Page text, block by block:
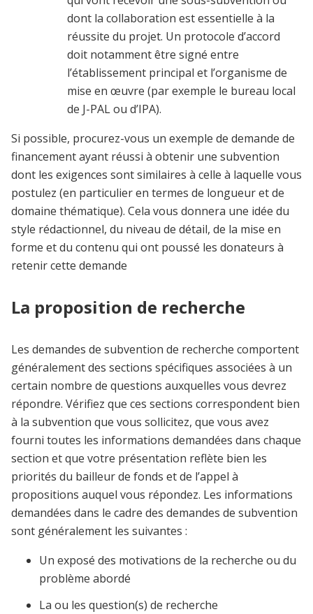
dont la collaboration est essentielle à la
réussite du projet. Un protocole d’accord
doit notamment être signé entre
l’établissement principal et l’organisme de
mise en œuvre (par exemple le bureau local
de J-PAL ou d’IPA).
Si possible, procurez-vous un exemple de demande de
financement ayant réussi à obtenir une subvention
dont les exigences sont similaires à celle à laquelle vous
postulez (en particulier en termes de longueur et de
domaine thématique). Cela vous donnera une idée du
style rédactionnel, du niveau de détail, de la mise en
forme et du contenu qui ont poussé les donateurs à
retenir cette demande
La proposition de recherche
Les demandes de subvention de recherche comportent
généralement des sections spécifiques associées à un
certain nombre de questions auxquelles vous devrez
répondre. Vérifiez que ces sections correspondent bien
à la subvention que vous sollicitez, que vous avez
fourni toutes les informations demandées dans chaque
section et que votre présentation reflète bien les
priorités du bailleur de fonds et de l’appel à
propositions auquel vous répondez. Les informations
demandées dans le cadre des demandes de subvention
sont généralement les suivantes :
Un exposé des motivations de la recherche ou du
problème abordé
La ou les question(s) de recherche